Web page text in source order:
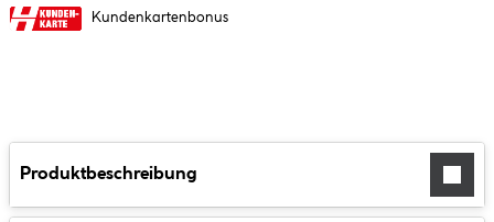
Kundenkartenbonus
Produktbeschreibung